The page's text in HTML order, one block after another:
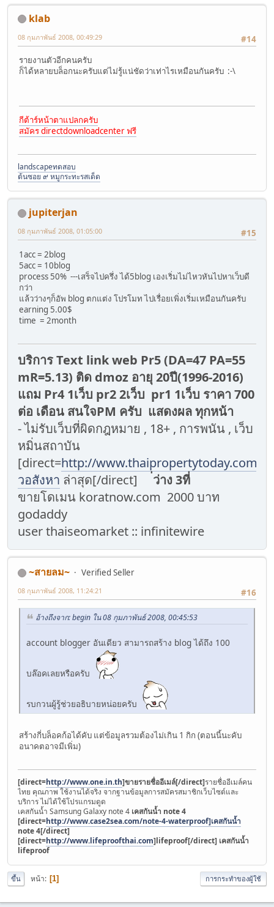
klab
#14
08 กุมภาพันธ์ 2008, 00:49:29
รายงานตัวอีกคนครับ
ก็ได้หลายบล็อกนะครับแต่ไม่รู้แน่ชัดว่าเท่าไรเหมือนกันครับ :-\
กีต้าร์หน้าตาแปลกครับ
สมัคร directdownloadcenter ฟรี
landscapeทดสอบ
ต้นซอย ๙ หมูกระทะรสเด็ด
jupiterjan
#15
08 กุมภาพันธ์ 2008, 01:05:00
1acc = 2blog
5acc = 10blog
process 50% ---เสร็จไปครึ่ง ได้5blog เองเริ่มไม่ไหวหันไปหาเว็บดี
กว่า
แล้วว่างๆก็อัพ blog ตกแต่ง โปรโมท ไปเรื่อยเพิ่งเริ่มเหมือนกันครับ
earning 5.00$
time = 2month
บริการ Text link web Pr5 (DA=47 PA=55
mR=5.13) ติด dmoz อายุ 20ปี(1996-2016)
แถม Pr4 1เว็บ pr2 2เว็บ pr1 1เว็บ ราคา 700
ต่อ เดือน สนใจPM ครับ แสดงผล ทุกหน้า
- ไม่รับเว็บที่ผิดกฎหมาย , 18+ , การพนัน , เว็บ
หมิ่นสถาบัน
[direct=http://www.thaipropertytoday.com/]
วอสังหา ล่าสุด[/direct] ่ว่าง 3ที่
ขายโดเมน koratnow.com 2000 บาท
godaddy
user thaiseomarket :: infinitewire
~สายลม~
Verified Seller
#16
08 กุมภาพันธ์ 2008, 11:24:21
อ้างถึงจาก: begin ใน 08 กุมภาพันธ์ 2008, 00:45:53
account blogger อันเดียว สามารถสร้าง blog ได้ถึง 100
บล๊อคเลยหรือครับ
รบกวนผู้รู้ช่วยอธิบายหน่อยครับ
สร้างกี่บล็อคก้อได้คับ แต่ข้อมูลรวมต้องไม่เกิน 1 กิก (ตอนนี้นะคับ
อนาคตอาจมีเพิ่ม)
[direct=http://www.one.in.th]ขายรายชื่ออีเมล์[/direct]รายชื่ออีเมล์คน
ไทย คุณภาพ ใช้งานได้จริง จากฐานข้อมูลการสมัครสมาชิกเว็บไซต์และ
บริการ ไม่ได้ใช้โปรแกรมดูด
เคสกันน้ำ Samsung Galaxy note 4 เคสกันน้ำ note 4
[direct=http://www.case2sea.com/note-4-waterproof]เคสกันน้ำ
note 4[/direct]
[direct=http://www.lifeproofthai.com]lifeproof[/direct] เคสกันน้ำ
lifeproof
ขึ้น หน้า 1 การกระทำของผู้ใช้